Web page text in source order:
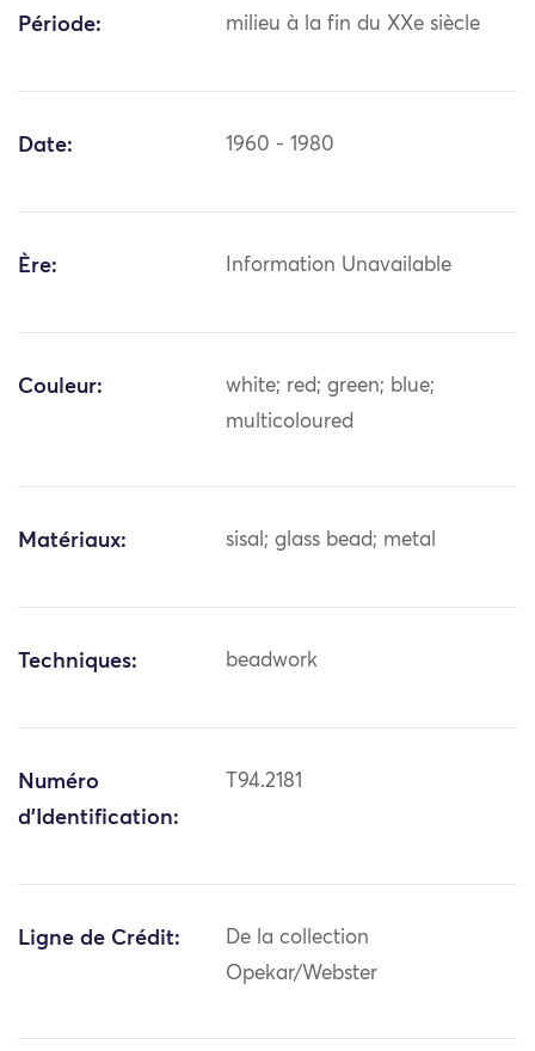
Période: milieu à la fin du XXe siècle
Date: 1960 - 1980
Ère: Information Unavailable
Couleur:
white; red; green; blue;
multicoloured
Matériaux: sisal; glass bead; metal
Techniques: beadwork
Numéro
d'Identification:
T94.2181
Ligne de Crédit:
De la collection
Opekar/Webster